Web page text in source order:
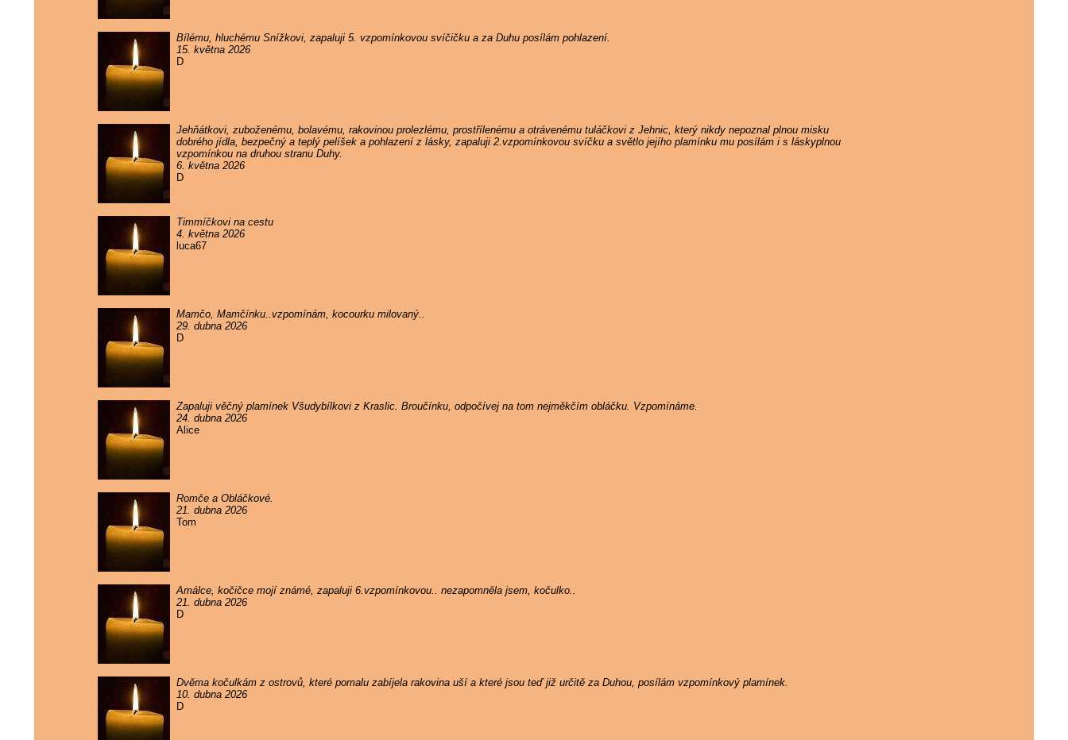
Bílému, hluchému Snížkovi, zapaluji 5. vzpomínkovou svíčičku a za Duhu posílám pohlazení.
15. května 2026
D
Jehňátkovi, zuboženému, bolavému, rakovinou prolezlému, prostřílenému a otrávenému tuláčkovi z Jehnic, který nikdy nepoznal plnou misku
dobrého jídla, bezpečný a teplý pelíšek a pohlazení z lásky, zapaluji 2.vzpomínkovou svíčku a světlo jejího plamínku mu posílám i s láskyplnou
vzpomínkou na druhou stranu Duhy.
6. května 2026
D
Timmíčkovi na cestu
4. května 2026
luca67
Mamčo, Mamčínku..vzpomínám, kocourku milovaný..
29. dubna 2026
D
Zapaluji věčný plamínek Všudybílkovi z Kraslic. Broučínku, odpočívej na tom nejměkčím obláčku. Vzpomínáme.
24. dubna 2026
Alice
Romče a Obláčkové.
21. dubna 2026
Tom
Amálce, kočičce mojí známé, zapaluji 6.vzpomínkovou.. nezapomněla jsem, kočulko..
21. dubna 2026
D
Dvěma kočulkám z ostrovů, které pomalu zabíjela rakovina uší a které jsou teď již určitě za Duhou, posílám vzpomínkový plamínek.
10. dubna 2026
D